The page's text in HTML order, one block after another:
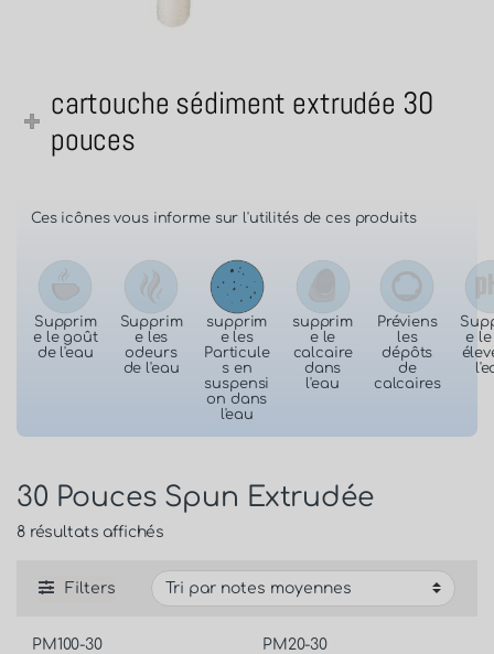
cartouche sédiment extrudée 30
pouces
Ces icônes vous informe sur l'utilités de ces produits
Supprim
e le goût
de l'eau
Supprim
e les
odeurs
de l'eau
supprim
e les
Particule
s en
suspensi
on dans
l'eau
supprim
e le
calcaire
dans
l'eau
Préviens
les
dépôts
de
calcaires
e
30 Pouces Spun Extrudée
8 résultats affichés
Filters
PM100-30 PM20-30